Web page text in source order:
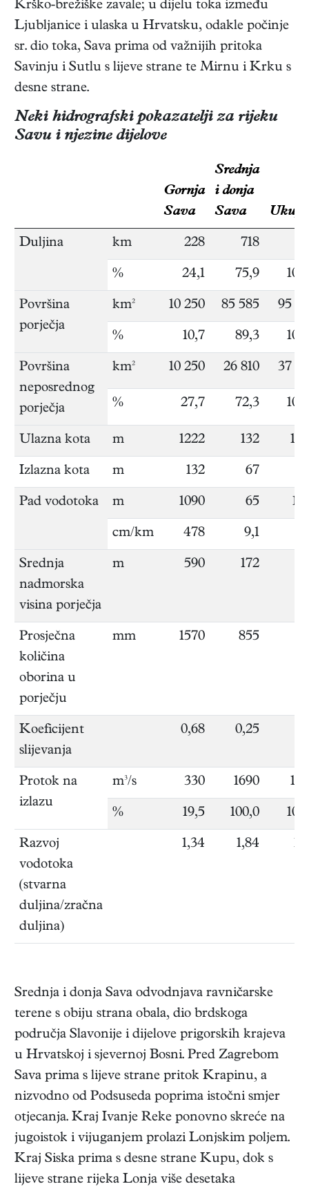
Krško-brežiške zavale; u dijelu toka između
Ljubljanice i ulaska u Hrvatsku, odakle počinje
sr. dio toka, Sava prima od važnijih pritoka
Savinju i Sutlu s lijeve strane te Mirnu i Krku s
desne strane.
Neki hidrografski pokazatelji za rijeku
Savu i njezine dijelove
Gornja
Sava
Srednja
i donja
Sava
Duljina km 228 718
% 24,1 75,9
Površina
porječja
km² 10 250 85 585 95
% 10,7 89,3
Površina
neposrednog
porječja
km² 10 250 26 810 37
% 27,7 72,3
Ulazna kota m 1222 132
Izlazna kota m 132 67
Pad vodotoka m 1090 65
cm/km 478 9,1
Srednja
nadmorska
visina porječja
m 590 172
Prosječna
količina
oborina u
porječju
mm 1570 855
Koeficijent
slijevanja
0,68 0,25
Protok na
izlazu
m³/s 330 1690
% 19,5 100,0
Razvoj
vodotoka
(stvarna
duljina/zračna
duljina)
1,34 1,84
Srednja i donja Sava odvodnjava ravničarske
terene s obiju strana obala, dio brdskoga
područja Slavonije i dijelove prigorskih krajeva
u Hrvatskoj i sjevernoj Bosni. Pred Zagrebom
Sava prima s lijeve strane pritok Krapinu, a
nizvodno od Podsuseda poprima istočni smjer
otjecanja. Kraj Ivanje Reke ponovno skreće na
jugoistok i vijuganjem prolazi Lonjskim poljem.
Kraj Siska prima s desne strane Kupu, dok s
lijeve strane rijeka Lonja više desetaka